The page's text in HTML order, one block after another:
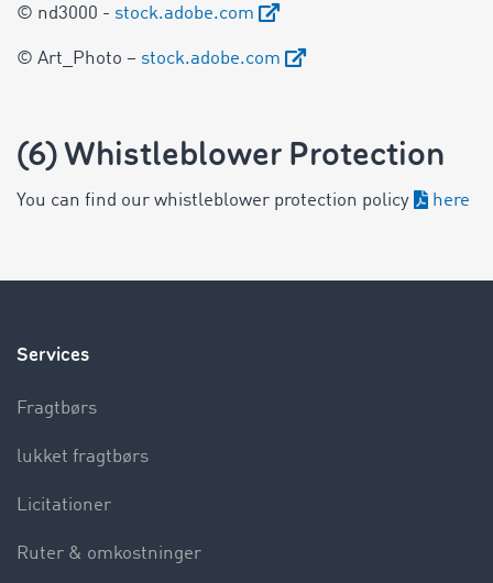
© nd3000 - stock.adobe.com
© Art_Photo – stock.adobe.com
(6) Whistleblower Protection
You can find our whistleblower protection policy here
Services
Fragtbørs
lukket fragtbørs
Licitationer
Ruter & omkostninger